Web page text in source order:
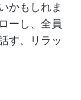
かもしれま
ーし、全員
す、リラッ